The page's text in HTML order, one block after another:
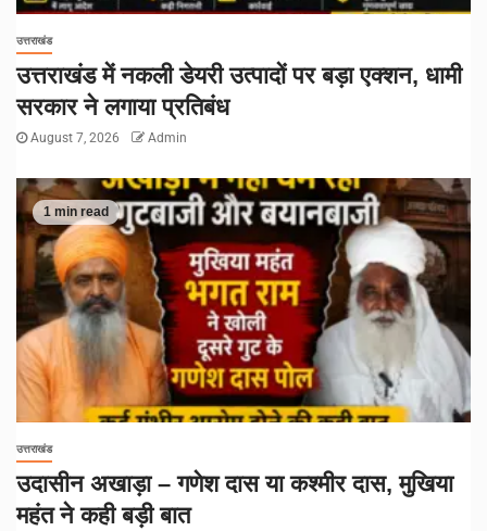
उत्तराखंड
उत्तराखंड में नकली डेयरी उत्पादों पर बड़ा एक्शन, धामी
सरकार ने लगाया प्रतिबंध
August 7, 2026 Admin
1 min read
उत्तराखंड
उदासीन अखाड़ा – गणेश दास या कश्मीर दास, मुखिया
महंत ने कही बड़ी बात